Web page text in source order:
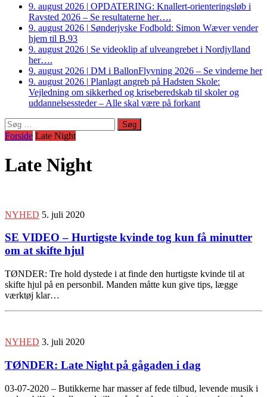
9. august 2026 | OPDATERING: Knallert-orienteringsløb i
Ravsted 2026 – Se resultaterne her….
9. august 2026 | Sønderjyske Fodbold: Simon Wæver vender
hjem til B.93
9. august 2026 | Se videoklip af ulveangrebet i Nordjylland
her….
9. august 2026 | DM i BallonFlyvning 2026 – Se vinderne her
9. august 2026 | Planlagt angreb på Hadsten Skole:
Vejledning om sikkerhed og kriseberedskab til skoler og
uddannelsessteder – Alle skal være på forkant
Søg
efter:
Forside Late Night
Late Night
NYHED 5. juli 2020
SE VIDEO – Hurtigste kvinde tog kun få minutter
om at skifte hjul
TØNDER: Tre hold dystede i at finde den hurtigste kvinde til at
skifte hjul på en personbil. Manden måtte kun give tips, lægge
værktøj klar…
NYHED 3. juli 2020
TØNDER: Late Night på gågaden i dag
03-07-2020 – Butikkerne har masser af fede tilbud, levende musik i